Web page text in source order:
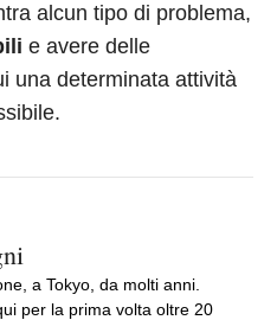
alcun tipo di problema,
e avere delle
una determinata attività
a Tokyo, da molti anni.
per la prima volta oltre 20